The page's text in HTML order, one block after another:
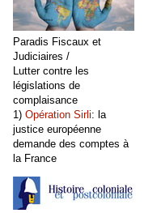
Paradis Fiscaux et
Judiciaires /
Lutter contre les
législations de
complaisance
1) Opération Sirli: la
justice européenne
demande des comptes à
la France